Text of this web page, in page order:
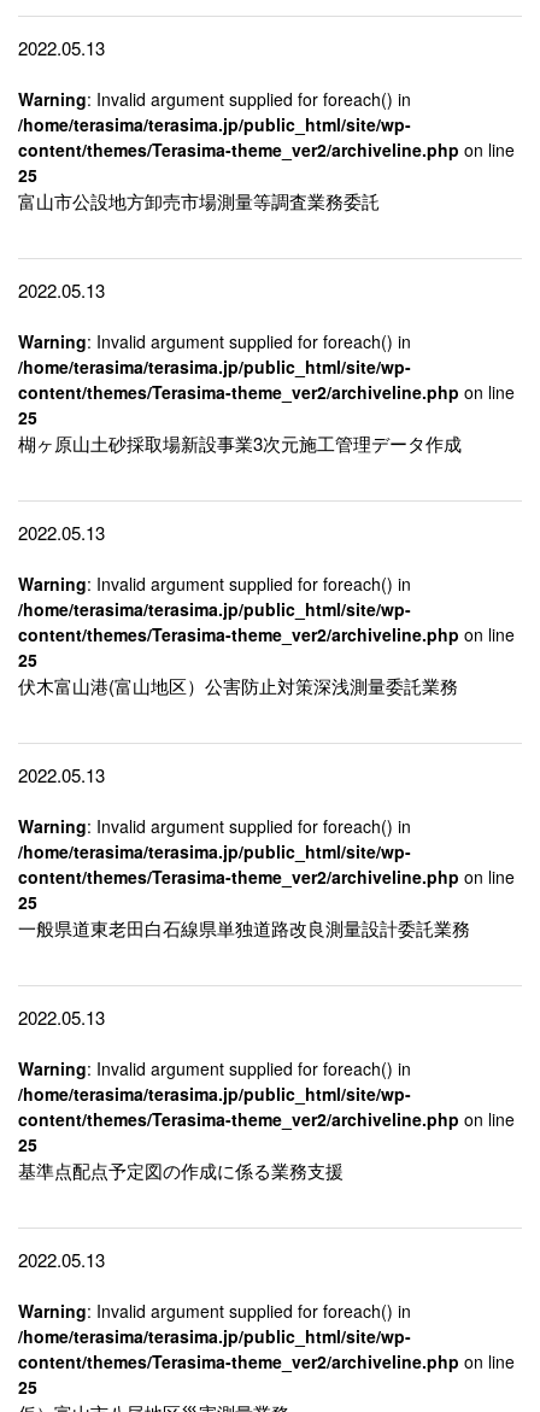
2022.05.13
Warning: Invalid argument supplied for foreach() in
/home/terasima/terasima.jp/public_html/site/wp-
content/themes/Terasima-theme_ver2/archiveline.php on line
25
富山市公設地方卸売市場測量等調査業務委託
2022.05.13
Warning: Invalid argument supplied for foreach() in
/home/terasima/terasima.jp/public_html/site/wp-
content/themes/Terasima-theme_ver2/archiveline.php on line
25
楜ヶ原山土砂採取場新設事業3次元施工管理データ作成
2022.05.13
Warning: Invalid argument supplied for foreach() in
/home/terasima/terasima.jp/public_html/site/wp-
content/themes/Terasima-theme_ver2/archiveline.php on line
25
伏木富山港(富山地区）公害防止対策深浅測量委託業務
2022.05.13
Warning: Invalid argument supplied for foreach() in
/home/terasima/terasima.jp/public_html/site/wp-
content/themes/Terasima-theme_ver2/archiveline.php on line
25
一般県道東老田白石線県単独道路改良測量設計委託業務
2022.05.13
Warning: Invalid argument supplied for foreach() in
/home/terasima/terasima.jp/public_html/site/wp-
content/themes/Terasima-theme_ver2/archiveline.php on line
25
基準点配点予定図の作成に係る業務支援
2022.05.13
Warning: Invalid argument supplied for foreach() in
/home/terasima/terasima.jp/public_html/site/wp-
content/themes/Terasima-theme_ver2/archiveline.php on line
25